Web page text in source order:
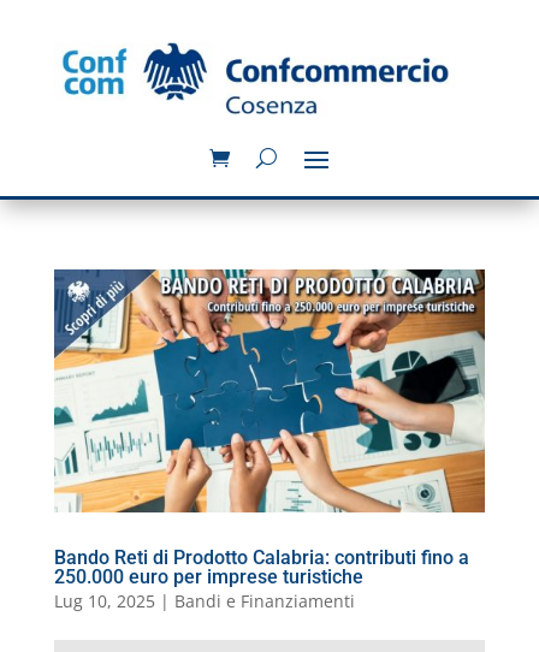
Bando Reti di Prodotto Calabria: contributi fino a
250.000 euro per imprese turistiche
Lug 10, 2025| Bandi e Finanziamenti